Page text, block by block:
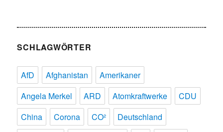
SCHLAGWÖRTER
AfD Afghanistan
Amerikaner
Angela Merkel
ARD Atomkraftwerke
CDU
China
Corona CO²
Deutschland